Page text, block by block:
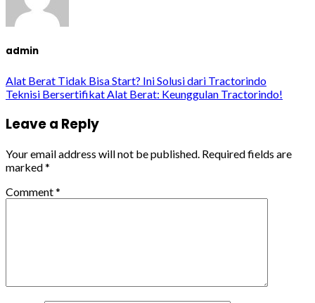
admin
Alat Berat Tidak Bisa Start? Ini Solusi dari Tractorindo
Teknisi Bersertifikat Alat Berat: Keunggulan Tractorindo!
Leave a Reply
Your email address will not be published. Required fields are
marked*
Comment*